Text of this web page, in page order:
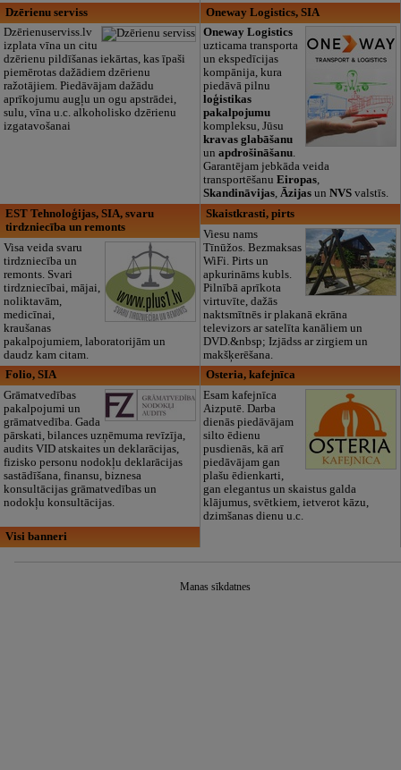
Dzērienu serviss
Dzērienuserviss.lv
izplata vīna un citu
dzērienu pildīšanas iekārtas, kas īpaši
piemērotas dažādiem dzērienu
ražotājiem. Piedāvājam dažādu
aprīkojumu augļu un ogu apstrādei,
sulu, vīna u.c. alkoholisko dzērienu
izgatavošanai
Oneway Logistics, SIA
Oneway Logistics
uzticama transporta
un ekspedīcijas
kompānija, kura
piedāvā pilnu
loģistikas
pakalpojumu
kompleksu, Jūsu
kravas glabāšanu
unapdrošināšanu.
Garantējam jebkāda veida
transportēšanuEiropas,
Skandināvijas,Āzijas unNVS valstīs.
EST Tehnoloģijas, SIA, svaru
tirdzniecība un remonts
Visa veida svaru
tirdzniecība un
remonts. Svari
tirdzniecībai, mājai,
noliktavām,
medicīnai,
kraušanas
pakalpojumiem, laboratorijām un
daudz kam citam.
Skaistkrasti, pirts
Viesu nams
Tīnūžos. Bezmaksas
WiFi. Pirts un
apkurināms kubls.
Pilnībā aprīkota
virtuvīte, dažās
naktsmītnēs ir plakanā ekrāna
televizors ar satelīta kanāliem un
DVD.&nbsp; Izjādss ar zirgiem un
makšķerēšana.
Folio, SIA
Grāmatvedības
pakalpojumi un
grāmatvedība. Gada
pārskati, bilances uzņēmuma revīzīja,
audits VID atskaites un deklarācijas,
fizisko personu nodokļu deklarācijas
sastādīšana, finansu, biznesa
konsultācijas grāmatvedības un
nodokļu konsultācijas.
Osteria, kafejnīca
Esam kafejnīca
Aizputē. Darba
dienās piedāvājam
silto ēdienu
pusdienās, kā arī
piedāvājam gan
plašu ēdienkarti,
gan elegantus un skaistus galda
klājumus, svētkiem, ietverot kāzu,
dzimšanas dienu u.c.
Visi banneri
Manas sīkdatnes